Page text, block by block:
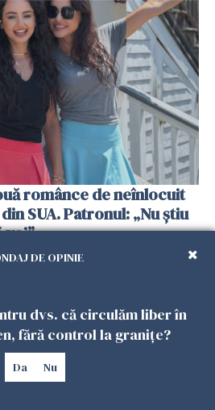
românce de neînlocuit
SUA. Patronul: „Nu știu
voi”
DE OPINIE
dvs. că circulăm liber în
fără control la granițe?
Da Nu